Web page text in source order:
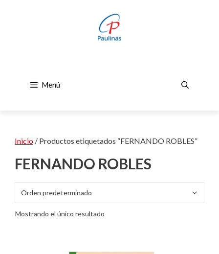
Menú
Inicio / Productos etiquetados “FERNANDO ROBLES”
FERNANDO ROBLES
Mostrando el único resultado